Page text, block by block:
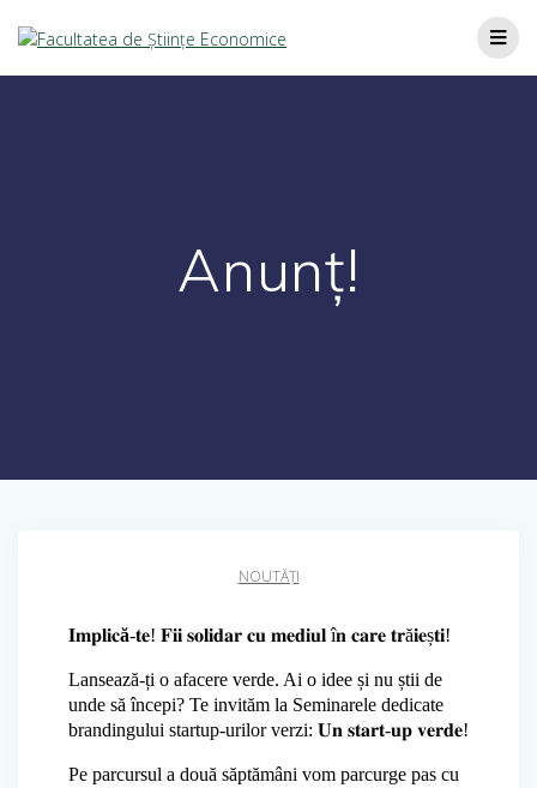
Anunț!
NOUTĂȚI
𝐈𝐦𝐩𝐥𝐢𝐜ă-𝐭𝐞! 𝐅𝐢𝐢 𝐬𝐨𝐥𝐢𝐝𝐚𝐫 𝐜𝐮 𝐦𝐞𝐝𝐢𝐮𝐥 î𝐧 𝐜𝐚𝐫𝐞 𝐭𝐫ă𝐢𝐞ș𝐭𝐢!
Lansează-ți o afacere verde. Ai o idee și nu știi de
unde să începi? Te invităm la Seminarele dedicate
brandingului startup-urilor verzi: 𝐔𝐧 𝐬𝐭𝐚𝐫𝐭-𝐮𝐩 𝐯𝐞𝐫𝐝𝐞!
Pe parcursul a două săptămâni vom parcurge pas cu